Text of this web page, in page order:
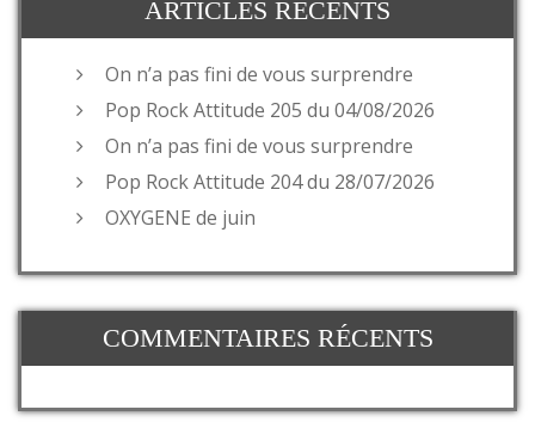
ARTICLES RÉCENTS
On n’a pas fini de vous surprendre
Pop Rock Attitude 205 du 04/08/2026
On n’a pas fini de vous surprendre
Pop Rock Attitude 204 du 28/07/2026
OXYGENE de juin
COMMENTAIRES RÉCENTS